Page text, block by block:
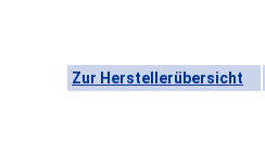
Zur Herstellerübersicht